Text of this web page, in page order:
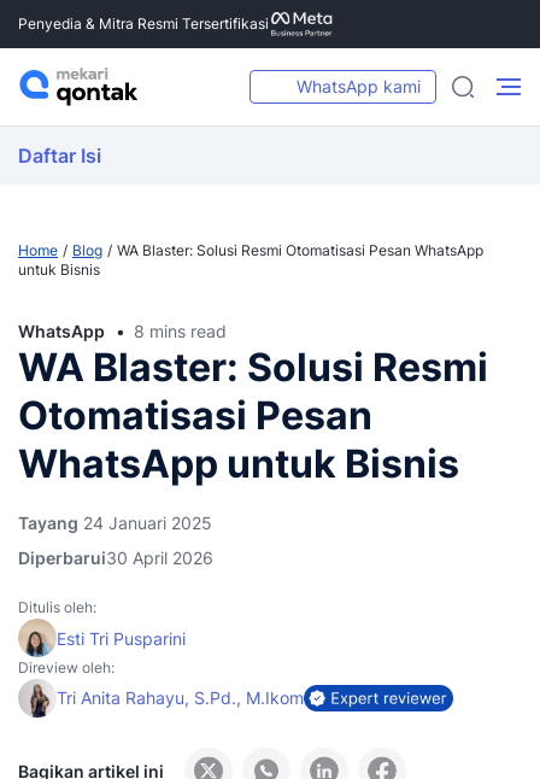
Penyedia & Mitra Resmi Tersertifikasi
WhatsApp kami
Daftar Isi
Home Blog
WA Blaster: Solusi Resmi Otomatisasi Pesan WhatsApp
untuk Bisnis
WhatsApp 8 mins read
WA Blaster: Solusi Resmi
Otomatisasi Pesan
WhatsApp untuk Bisnis
Tayang 24 Januari 2025
Diperbarui30 April 2026
Ditulis oleh:
Esti Tri Pusparini
Direview oleh:
Tri Anita Rahayu, S.Pd., M.Ikom
Bagikan artikel ini